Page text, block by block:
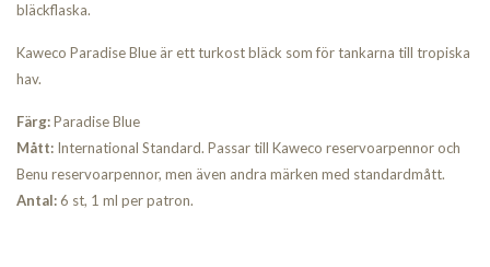
bläckflaska.
Kaweco Paradise Blue är ett turkost bläck som för tankarna till tropiska
hav.
Färg:Paradise Blue
Mått: International Standard. Passar till Kaweco reservoarpennor och
Benu reservoarpennor, men även andra märken med standardmått.
Antal:6 st, 1 ml per patron.